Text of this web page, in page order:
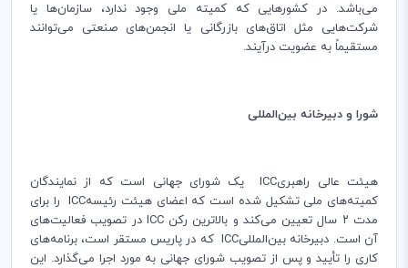
می‌باشد. در کشورهایی که کمیته ملی وجود ندارد، سازمان‌ها یا
شرکت‌هایی مثل اتاق‌های بازرگانی یا انجمن‌های صنعتی می‌توانند
مستقیماً به عضویت درآیند.
شورا و دبیرخانه بین‌المللی
هیئت عالی راهبریICC یک شورای جهانی است که از نمایندگان
کمیته‌های ملی تشکیل شده است که اعضای هیئت رئیسهICC را برای
مدت ۲ سال تعیین می‌کند و بالاترین رکن ICC در تصویب فعالیت‌های
آن است. دبیرخانه بین‌المللیICC که در پاریس مستقر است، برنامه‌های
کاری را تأیید و پس از تصویب شورای جهانی به مورد اجرا می‌گذارد. این